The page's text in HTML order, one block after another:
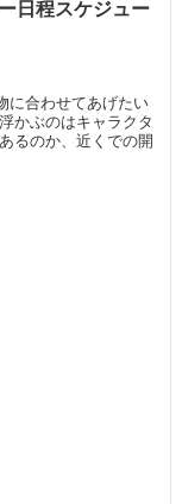
日程スケジュー
に合わせてあげたい
かぶのはキャラクタ
るのか、近くでの開